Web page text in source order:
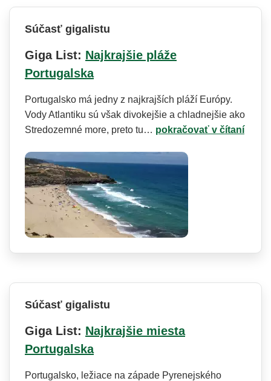
Súčasť gigalistu
Giga List: Najkrajšie pláže
Portugalska
Portugalsko má jedny z najkrajších pláží Európy.
Vody Atlantiku sú však divokejšie a chladnejšie ako
Stredozemné more, preto tu… pokračovať v čítaní
Súčasť gigalistu
Giga List: Najkrajšie miesta
Portugalska
Portugalsko, ležiace na západe Pyrenejského